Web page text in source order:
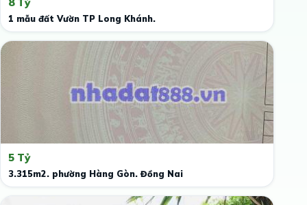
1 mẫu đất Vườn TP Long Khánh.
5 Tỷ
3.315m2. phường Hàng Gòn. Đồng Nai